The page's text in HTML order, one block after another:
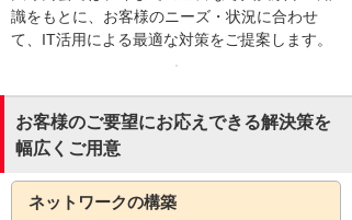
識をもとに、お客様のニーズ・状況に合わせ
て、IT活用による最適な対策をご提案します。
お客様のご要望にお応えできる解決策を
幅広くご用意
ネットワークの構築